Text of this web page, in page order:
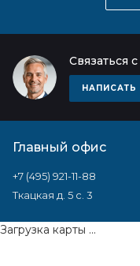
Связаться
НАПИСАТЬ
Главный офис
+7 (495) 921-11-88
Ткацкая д. 5 с. 3
Загрузка карты ...